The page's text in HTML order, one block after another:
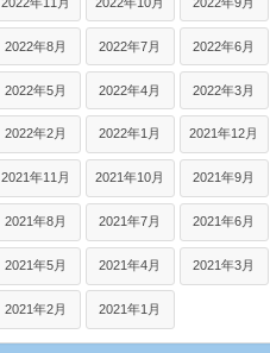
2022年8月 2022年7月 2022年6月
2022年5月 2022年4月 2022年3月
2022年2月 2022年1月 2021年12月
2021年11月 2021年10月 2021年9月
2021年8月 2021年7月 2021年6月
2021年5月 2021年4月 2021年3月
2021年2月 2021年1月